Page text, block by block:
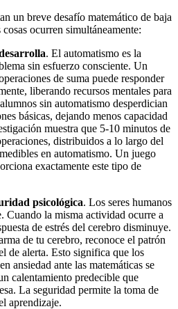
un breve desafío matemático de baja
ocurren simultáneamente:
. El automatismo es la
sin esfuerzo consciente. Un
de suma puede responder
liberando recursos mentales para
sin automatismo desperdician
básicas, dejando menos capacidad
muestra que 5-10 minutos de
distribuidos a lo largo del
en automatismo. Un juego
exactamente este tipo de
psicológica. Los seres humanos
Cuando la misma actividad ocurre a
de estrés del cerebro disminuye.
de tu cerebro, reconoce el patrón
de alerta. Esto significa que los
ansiedad ante las matemáticas se
calentamiento predecible que
La seguridad permite la toma de
aprendizaje.